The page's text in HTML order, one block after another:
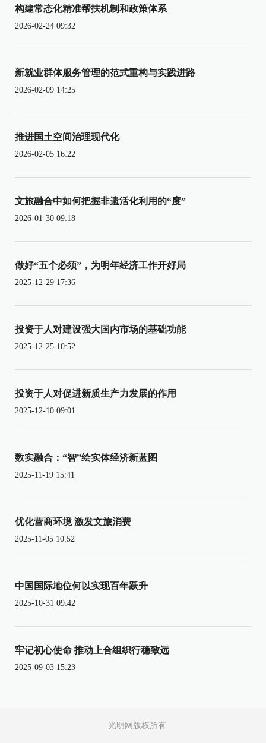
构建常态化精准帮扶机制和政策体系
2026-02-24 09:32
新就业群体服务管理的范式重构与实践进路
2026-02-09 14:25
推进国土空间治理现代化
2026-02-05 16:22
文旅融合中如何把握非遗活化利用的“度”
2026-01-30 09:18
做好“五个必须”，为明年经济工作开好局
2025-12-29 17:36
投资于人对建设强大国内市场的基础功能
2025-12-25 10:52
投资于人对促进新质生产力发展的作用
2025-12-10 09:01
数实融合：“智”绘实体经济新蓝图
2025-11-19 15:41
优化营商环境 激发文旅消费
2025-11-05 10:52
中国国际地位何以实现百年跃升
2025-10-31 09:42
牢记初心使命 推动上合组织行稳致远
2025-09-03 15:23
光明网版权所有